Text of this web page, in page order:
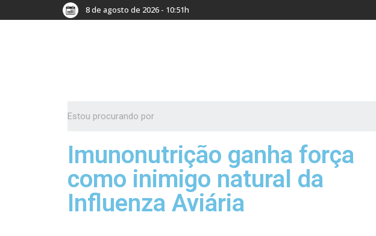
8 de agosto de 2026 - 10:51h
Imunonutrição ganha força
como inimigo natural da
Influenza Aviária